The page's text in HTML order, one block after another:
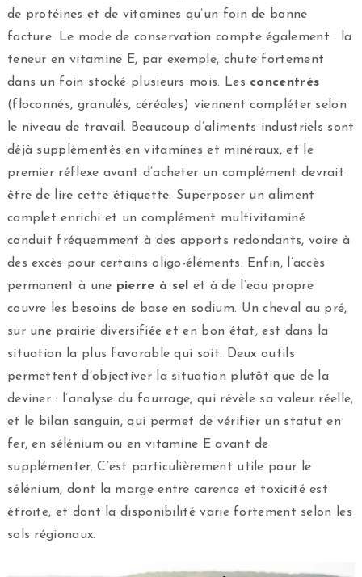
de protéines et de vitamines qu’un foin de bonne
facture. Le mode de conservation compte également : la
teneur en vitamine E, par exemple, chute fortement
dans un foin stocké plusieurs mois. Les concentrés
(floconnés, granulés, céréales) viennent compléter selon
le niveau de travail. Beaucoup d’aliments industriels sont
déjà supplémentés en vitamines et minéraux, et le
premier réflexe avant d’acheter un complément devrait
être de lire cette étiquette. Superposer un aliment
complet enrichi et un complément multivitaminé
conduit fréquemment à des apports redondants, voire à
des excès pour certains oligo-éléments. Enfin, l’accès
permanent à une pierre à sel
et à de l’eau propre
couvre les besoins de base en sodium. Un cheval au pré,
sur une prairie diversifiée et en bon état, est dans la
situation la plus favorable qui soit. Deux outils
permettent d’objectiver la situation plutôt que de la
deviner : l’analyse du fourrage, qui révèle sa valeur réelle,
et le bilan sanguin, qui permet de vérifier un statut en
fer, en sélénium ou en vitamine E avant de
supplémenter. C’est particulièrement utile pour le
sélénium, dont la marge entre carence et toxicité est
étroite, et dont la disponibilité varie fortement selon les
sols régionaux.